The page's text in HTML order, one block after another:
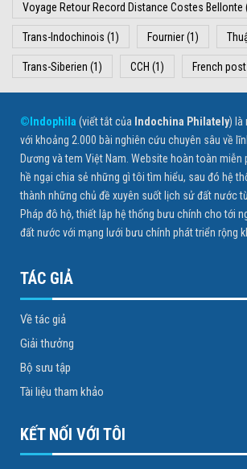
Voyage Retour Record Distance Costes Bellonte
Trans-Indochinois (1) Fournier(1)
Trans-Siberien (1) CCH (1) French
©Indophila (viết tắt của Indochina Philately) là
với khoảng 2.000 bài nghiên cứu chuyên sâu về
Dương và tem Việt Nam. Website hoàn toàn miễn
hề ngại chia sẻ những gì tôi tìm hiểu, sau đó hệ
thành những chủ đề xuyên suốt lịch sử đất nước
Pháp đô hộ, thiết lập hệ thống bưu chính cho tới
đất nước với mạng lưới bưu chính phát triển rộng
TÁC GIẢ
Về tác giả
Giải thưởng
Bộ sưu tập
Tài liệu tham khảo
KẾT NỐI VỚI TÔI